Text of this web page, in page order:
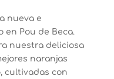
nueva e
en Pou de Beca.
nuestra deliciosa
naranjas
cultivadas con